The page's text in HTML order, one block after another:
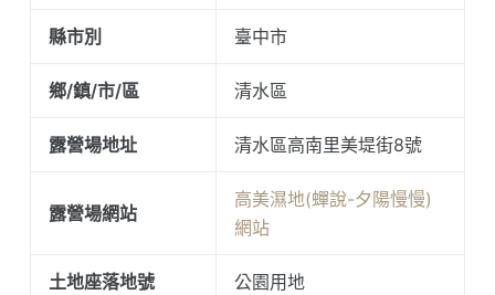
縣市別 臺中市
鄉/鎮/市/區 清水區
露營場地址 清水區高南里美堤街8號
露營場網站
高美濕地(蟬說-夕陽慢慢)
網站
土地座落地號 公園用地